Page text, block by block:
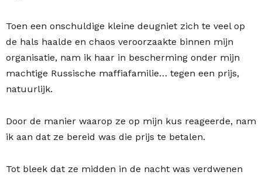
Toen een onschuldige kleine deugniet zich te veel op
de hals haalde en chaos veroorzaakte binnen mijn
organisatie, nam ik haar in bescherming onder mijn
machtige Russische maffiafamilie… tegen een prijs,
natuurlijk.
Door de manier waarop ze op mijn kus reageerde, nam
ik aan dat ze bereid was die prijs te betalen.
Tot bleek dat ze midden in de nacht was verdwenen